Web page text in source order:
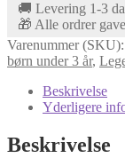
🚚 Levering 1-3
🎁 Alle ordrer
Varenummer (SKU):
børn under 3 år,
Beskrivelse
Yderligere
Beskrivelse